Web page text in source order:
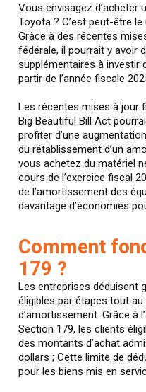
Vous envisagez d’acheter
Toyota ? C’est peut-être
Grâce à des récentes
fédérale, il pourrait y avoir
supplémentaires à investir
partir de l’année fiscale
Les récentes mises à jour
Big Beautiful Bill Act
profiter d’une
du rétablissement d’un
vous achetez du matériel
cours de l’exercice fiscal
de l’amortissement des
davantage d’économies
Comment
179 ?
Les entreprises déduisent
éligibles par étapes tout
d’amortissement. Grâce à
Section 179, les clients
des montants d’achat
dollars ; Cette limite de
pour les biens mis en